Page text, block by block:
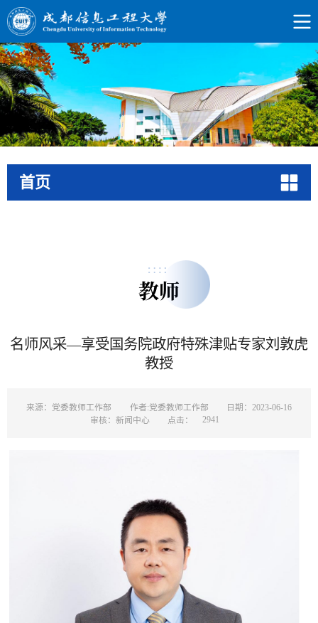
首页
教师
名师风采—​享受国务院政府特殊津贴专家刘敦虎
教授
来源：党委教师工作部 作者:党委教师工作部
日期：2023-06-16
审核：新闻中心
点击： 2941